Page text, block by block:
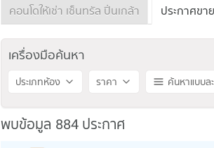
คอนโดให้เช่า เซ็นทรัล ปิ่นเกล้า ประกาศขา
เครื่องมือค้นหา
ประเภทห้อง ราคา ค้นหาแบบล
พบข้อมูล 884 ประกาศ